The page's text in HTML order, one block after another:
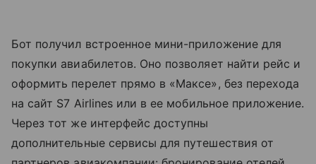
Бот получил встроенное мини-приложение для
покупки авиабилетов. Оно позволяет найти рейс и
оформить перелет прямо в «Максе», без перехода
на сайт S7 Airlines или в ее мобильное приложение.
Через тот же интерфейс доступны
дополнительные сервисы для путешествия от